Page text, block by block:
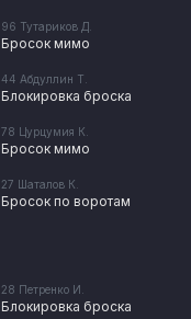
96 Тутариков Д.
Бросок мимо
44 Абдуллин Т.
Блокировка броска
78 Цурцумия К.
Бросок мимо
27 Шаталов К.
Бросок по воротам
28 Петренко И.
Блокировка броска